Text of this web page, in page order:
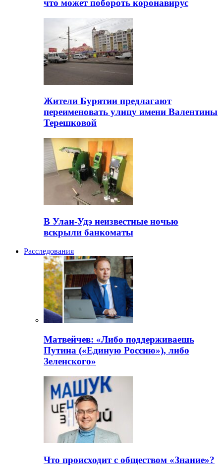
что может побороть коронавирус
Жители Бурятии предлагают
переименовать улицу имени Валентины
Терешковой
В Улан-Удэ неизвестные ночью
вскрыли банкоматы
Расследования
Матвейчев: «Либо поддерживаешь
Путина («Единую Россию»), либо
Зеленского»
Что происходит с обществом «Знание»?